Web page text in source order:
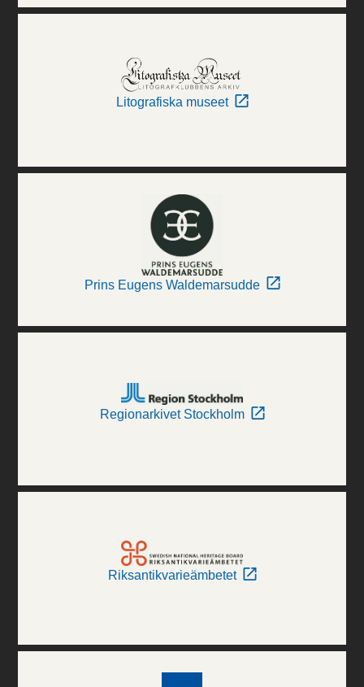
Litografiska museet
Prins Eugens Waldemarsudde
Regionarkivet Stockholm
Riksantikvarieämbetet